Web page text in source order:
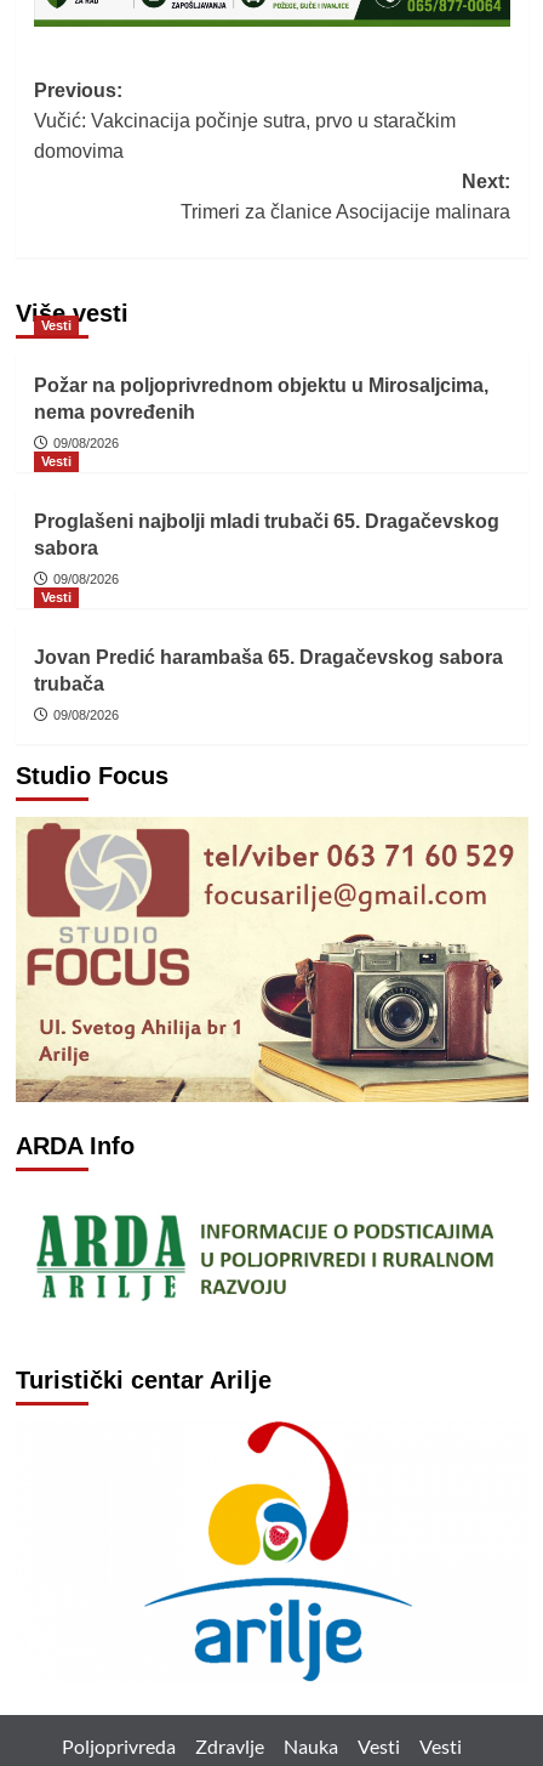
Post
navigation
Previous:
Vučić: Vakcinacija počinje sutra, prvo u staračkim
domovima
Next:
Trimeri za članice Asocijacije malinara
Više vesti
Vesti
Požar na poljoprivrednom objektu u Mirosaljcima,
nema povređenih
09/08/2026
Vesti
Proglašeni najbolji mladi trubači 65. Dragačevskog
sabora
09/08/2026
Vesti
Jovan Predić harambaša 65. Dragačevskog sabora
trubača
09/08/2026
Studio Focus
ARDA Info
Turistički centar Arilje
Poljoprivreda Zdravlje Nauka Vesti
Vesti